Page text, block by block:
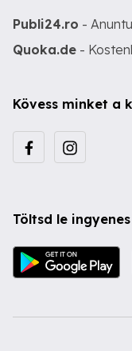
Publi24.ro -
Quoka.de -
Kövess minket a
Töltsd le